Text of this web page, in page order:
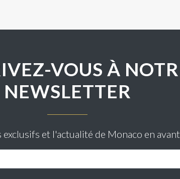
VOUS À
NEWSLETTER
et l'actualité de Monaco en